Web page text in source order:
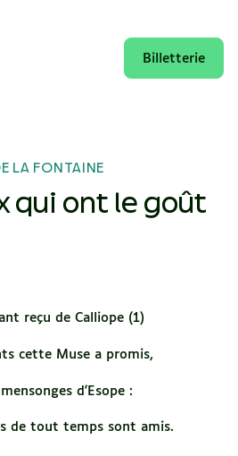
Billetterie
LA FONTAINE
qui ont le goût
reçu de Calliope (1)
cette Muse a promis,
d'Esope :
de tout temps sont amis.